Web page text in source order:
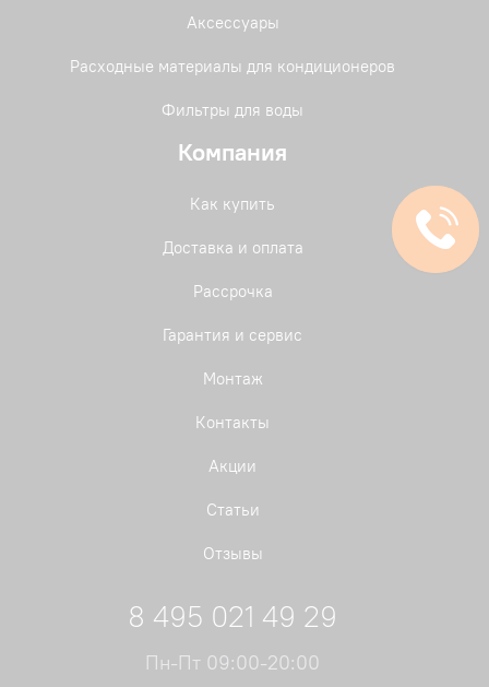
Аксессуары
Расходные материалы для кондиционеров
Фильтры для воды
Компания
Как купить
Доставка и оплата
Рассрочка
Гарантия и сервис
Монтаж
Контакты
Акции
Статьи
Отзывы
8 495 021 49 29
Пн-Пт 09:00-20:00